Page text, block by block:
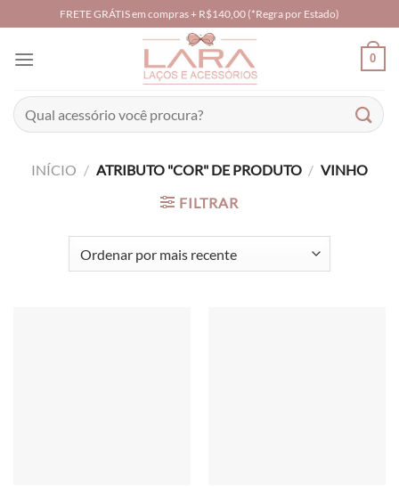
to
content
FRETE GRÁTIS em compras + R$140,00 (*Regra por Estado)
0
Pesquisar
por:
INÍCIO / ATRIBUTO "COR" DE PRODUTO / VINHO
FILTRAR